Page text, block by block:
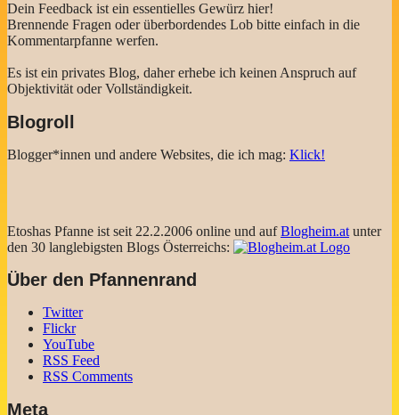
Dein Feedback ist ein essentielles Gewürz hier!
Brennende Fragen oder überbordendes Lob bitte einfach in die
Kommentarpfanne werfen.
Es ist ein privates Blog, daher erhebe ich keinen Anspruch auf
Objektivität oder Vollständigkeit.
Blogroll
Blogger*innen und andere Websites, die ich mag: Klick!
Etoshas Pfanne ist seit 22.2.2006 online und aufBlogheim.at unter
den 30 langlebigsten Blogs Österreichs:
Über den Pfannenrand
Twitter
Flickr
YouTube
RSS Feed
RSS Comments
Meta